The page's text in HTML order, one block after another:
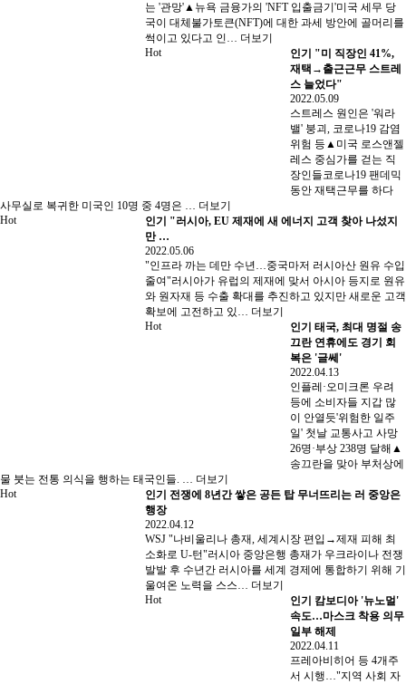
는 '관망'▲뉴욕 금융가의 'NFT 입출금기'미국 세무 당
국이 대체불가토큰(NFT)에 대한 과세 방안에 골머리를
썩이고 있다고 인… 더보기
Hot
인기
"미 직장인 41%,
재택→출근근무 스트레
스 늘었다"
2022.05.09
스트레스 원인은 '워라
밸' 붕괴, 코로나19 감염
위험 등▲미국 로스앤젤
레스 중심가를 걷는 직
장인들코로나19 팬데믹
동안 재택근무를 하다
사무실로 복귀한 미국인 10명 중 4명은 … 더보기
Hot
인기
"러시아, EU 제재에 새 에너지 고객 찾아 나섰지
만 …
2022.05.06
"인프라 까는 데만 수년…중국마저 러시아산 원유 수입
줄여"러시아가 유럽의 제재에 맞서 아시아 등지로 원유
와 원자재 등 수출 확대를 추진하고 있지만 새로운 고객
확보에 고전하고 있… 더보기
Hot
인기 태국, 최대 명절 송
끄란 연휴에도 경기 회
복은 '글쎄'
2022.04.13
인플레·오미크론 우려
등에 소비자들 지갑 많
이 안열듯'위험한 일주
일' 첫날 교통사고 사망
26명·부상 238명 달해▲
송끄란을 맞아 부처상에
물 붓는 전통 의식을 행하는 태국인들. … 더보기
Hot
인기
전쟁에 8년간 쌓은 공든 탑 무너뜨리는 러 중앙은
행장
2022.04.12
WSJ "나비울리나 총재, 세계시장 편입→제재 피해 최
소화로 U-턴"러시아 중앙은행 총재가 우크라이나 전쟁
발발 후 수년간 러시아를 세계 경제에 통합하기 위해 기
울여온 노력을 스스… 더보기
Hot
인기
캄보디아 '뉴노멀'
속도…마스크 착용 의무
일부 해제
2022.04.11
프레아비히어 등 4개주
서 시행…"지역 사회 자